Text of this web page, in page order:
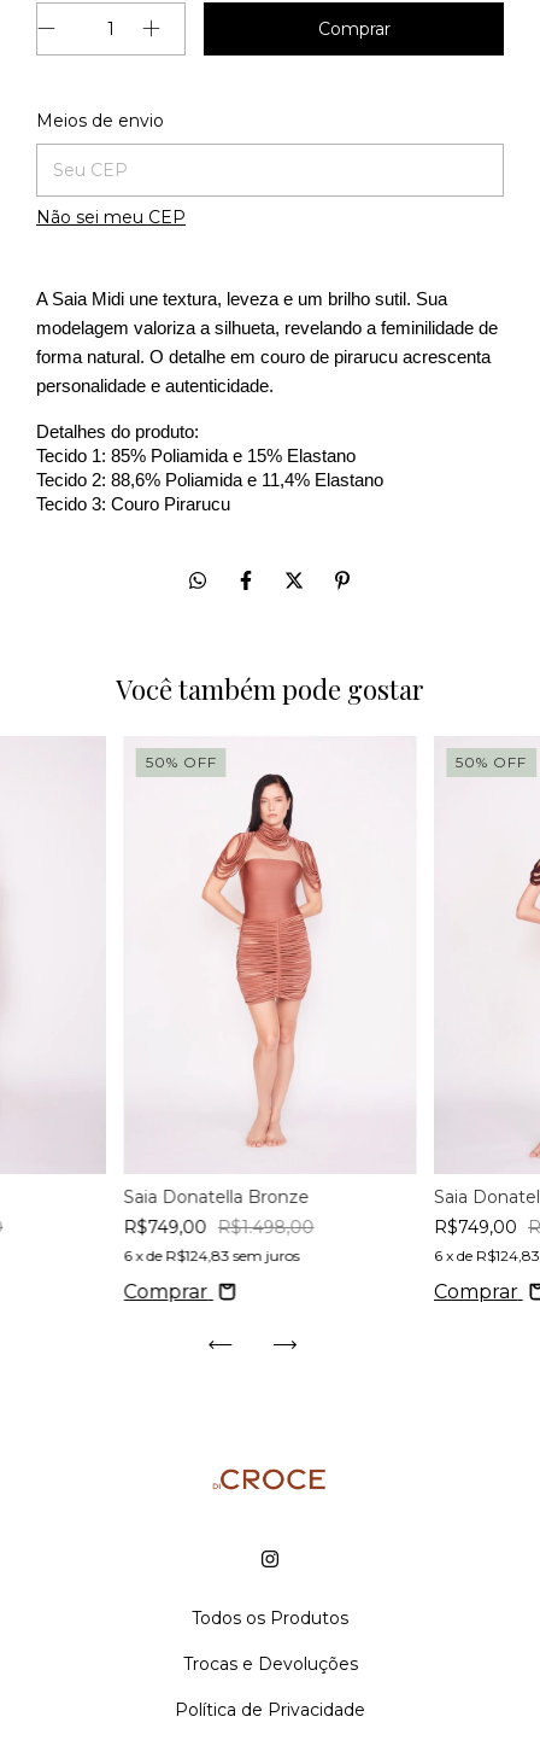
Entregas para o CEP:
Meios de envio
Não sei meu CEP
A Saia Midi une textura, leveza e um brilho sutil. Sua
modelagem valoriza a silhueta, revelando a feminilidade de
forma natural. O detalhe em couro de pirarucu acrescenta
personalidade e autenticidade.
Detalhes do produto:
Tecido 1: 85% Poliamida e 15% Elastano
Tecido 2: 88,6% Poliamida e 11,4% Elastano
Tecido 3: Couro Pirarucu
Você também pode gostar
50% OFF
Saia Donatella Bronze
R$749,00 R$1.498,00
6 x de R$124,83 sem juros
Comprar
50% OFF
Saia
R$749,00
6 x de R$124,83
Comprar
Todos os Produtos
Trocas e Devoluções
Política de Privacidade